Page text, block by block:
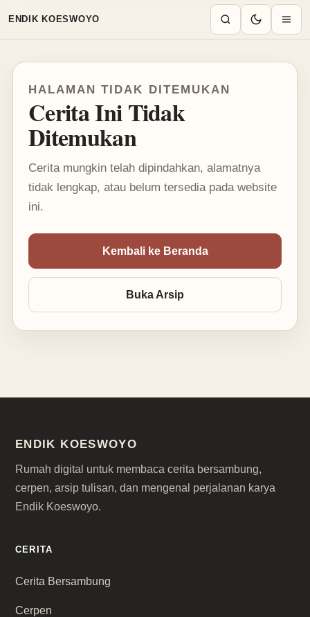
ENDIK KOESWOYO
HALAMAN TIDAK DITEMUKAN
Cerita Ini Tidak
Ditemukan
Cerita mungkin telah dipindahkan, alamatnya
tidak lengkap, atau belum tersedia pada website
ini.
Kembali ke Beranda
Buka Arsip
ENDIK KOESWOYO
Rumah digital untuk membaca cerita bersambung,
cerpen, arsip tulisan, dan mengenal perjalanan karya
Endik Koeswoyo.
CERITA
Cerita Bersambung
Cerpen